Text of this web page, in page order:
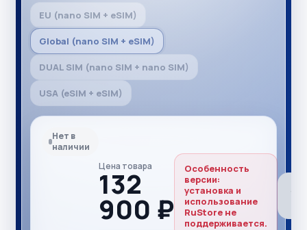
EU (nano SIM + eSIM)
Global (nano SIM + eSIM)
DUAL SIM (nano SIM + nano SIM)
USA (eSIM + eSIM)
Нет в
наличии
Цена товара
132
900 ₽
Особенность
версии:
установка и
использование
RuStore не
поддерживается.